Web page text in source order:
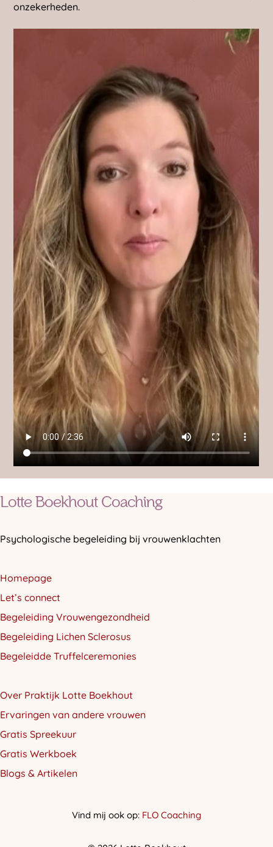
onzekerheden.
Lotte Boekhout Coaching
Psychologische begeleiding bij vrouwenklachten
Homepage
Let’s connect
Begeleiding Vrouwengezondheid
Begeleiding Lichen Sclerosus
Begeleidde Truffelceremonies
Over Praktijk Lotte Boekhout
Ervaringen van andere vrouwen
Gratis Spreekuur
Gratis Werkboek
Blogs & Artikelen
Vind mij ook op: FLO Coaching